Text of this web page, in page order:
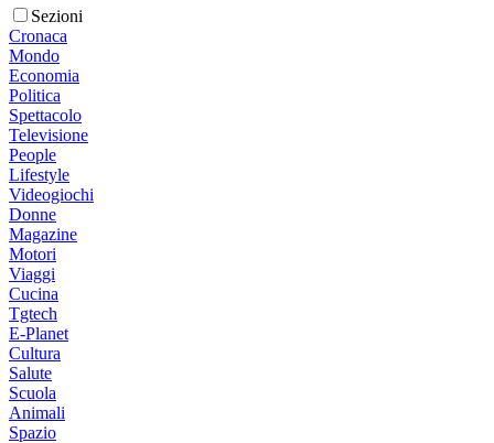
Sezioni
Cronaca
Mondo
Economia
Politica
Spettacolo
Televisione
People
Lifestyle
Videogiochi
Donne
Magazine
Motori
Viaggi
Cucina
Tgtech
E-Planet
Cultura
Salute
Scuola
Animali
Spazio